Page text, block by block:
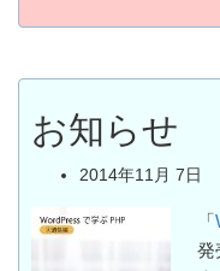
お知らせ
2014年11月 7日
「
発